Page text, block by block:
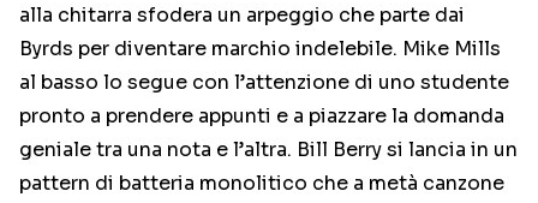
alla chitarra sfodera un arpeggio che parte dai
Byrds per diventare marchio indelebile. Mike Mills
al basso lo segue con l’attenzione di uno studente
pronto a prendere appunti e a piazzare la domanda
geniale tra una nota e l’altra. Bill Berry si lancia in un
pattern di batteria monolitico che a metà canzone